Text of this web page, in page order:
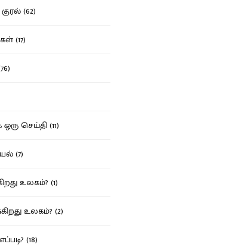
(62)
(17)
செய்தி (11)
(7)
உலகம்? (1)
உலகம்? (2)
(18)